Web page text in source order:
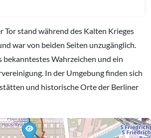
Tor stand während des Kalten Krieges
war von beiden Seiten unzugänglich.
bekanntestes Wahrzeichen und ein
In der Umgebung finden sich
und historische Orte der Berliner